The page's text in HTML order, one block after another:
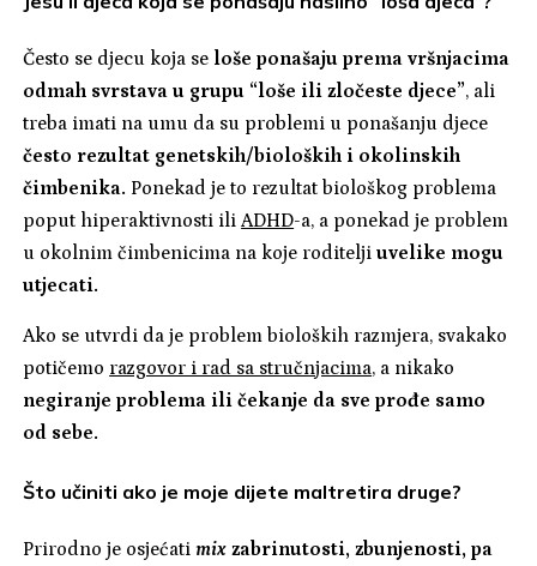
Često se djecu koja se loše ponašaju prema vršnjacima
odmah svrstava u grupu “loše ili zločeste djece”, ali
treba imati na umu da su problemi u ponašanju djece
često rezultat genetskih/bioloških i okolinskih
čimbenika. Ponekad je to rezultat biološkog problema
poput hiperaktivnosti iliADHD-a, a ponekad je problem
u okolnim čimbenicima na koje roditeljiuvelike mogu
utjecati.
Ako se utvrdi da je problem bioloških razmjera, svakako
potičemo razgovor i rad sa stručnjacima, a nikako
negiranje problema ili čekanje da sve prođe samo
od sebe.
Što učiniti ako je moje dijete maltretira druge?
Prirodno je osjećatimix zabrinutosti, zbunjenosti, pa